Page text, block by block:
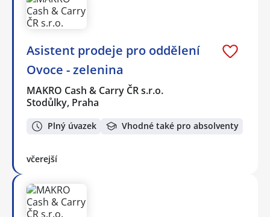
Asistent prodeje pro oddělení
Ovoce - zelenina
MAKRO Cash & Carry ČR s.r.o.
Stodůlky, Praha
Plný úvazek Vhodné také pro absolventy
včerejší